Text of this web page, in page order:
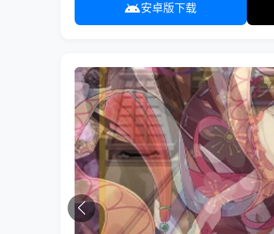
安卓版下载